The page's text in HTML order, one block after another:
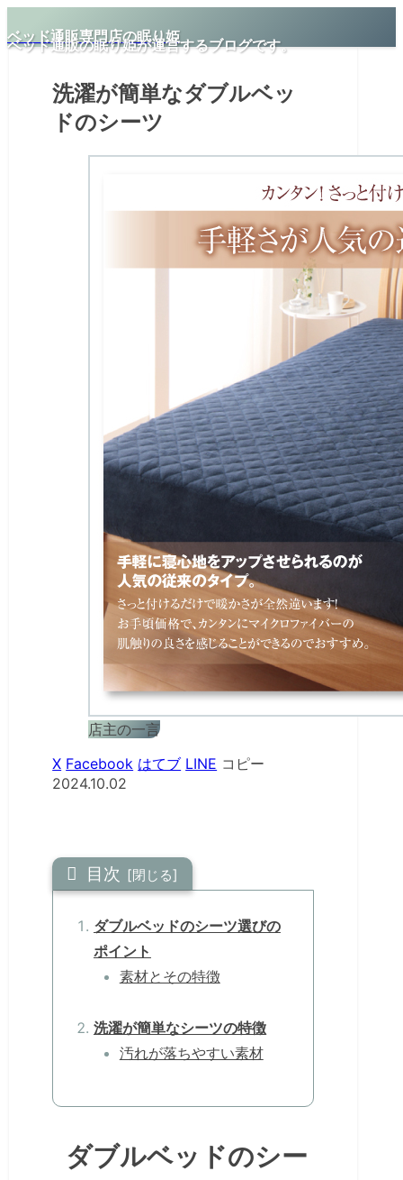
ベッド通販の眠り姫が運営するブログです。
ベッド通販専門店の眠り姫
洗濯が簡単なダブルベッ
ドのシーツ
店主の一言
X Facebook はてブ LINE コピー
2024.10.02
目次
ダブルベッドのシーツ選びの
ポイント
素材とその特徴
洗濯が簡単なシーツの特徴
汚れが落ちやすい素材
ダブルベッドのシー